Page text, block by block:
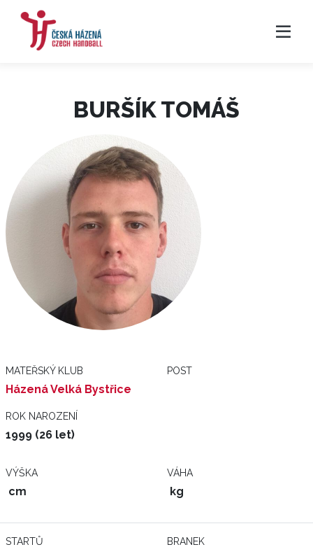
BURŠÍK TOMÁŠ
MATEŘSKÝ KLUB
Házená Velká Bystřice
POST
ROK NAROZENÍ
1999 (26 let)
VÝŠKA
cm
VÁHA
kg
STARTŮ BRANEK